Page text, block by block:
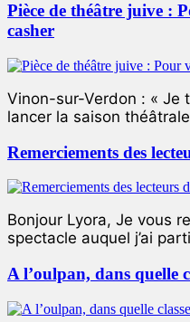
Pièce de théâtre juive :
casher
Vinon-sur-Verdon : « Je
lancer la saison
Remerciements des
Bonjour Lyora, Je vous
spectacle auquel j’ai
A l’oulpan, dans quelle